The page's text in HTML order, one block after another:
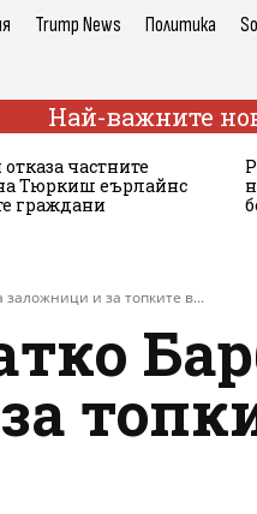
Trump News Политика
Най-важните
частните
Тюркиш еърлайнс
граждани
и за топките в...